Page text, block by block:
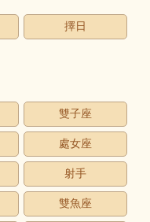
擇日
雙子座
處女座
射手
雙魚座